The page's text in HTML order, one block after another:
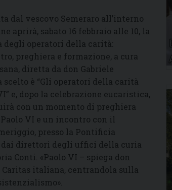
dal vescovo Semeraro all’interno
aprirà, sabato 16 febbraio alle 10, la
degli operatori della carità:
preghiera e formazione, a cura
diretta da don Gabriele
scelto è “Gli operatori della carità
e, dopo la celebrazione eucaristica,
con un momento di preghiera
VI e un incontro con il
presso la Pontificia
direttori degli uffici della curia
Conti. «Paolo VI – spiega don
Caritas italiana, centrandola sulla